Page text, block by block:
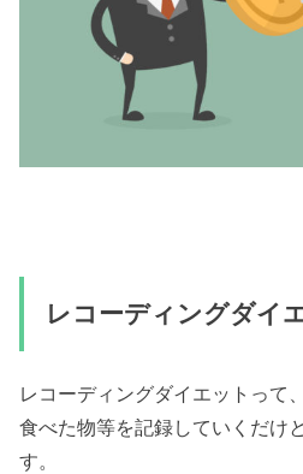
レコーディングダイ
レコーディングダイエットって
食べた物等を記録していくだけ
す。